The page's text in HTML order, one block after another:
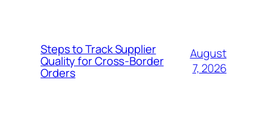
Steps to Track Supplier
Quality for Cross-Border
Orders
August
7, 2026